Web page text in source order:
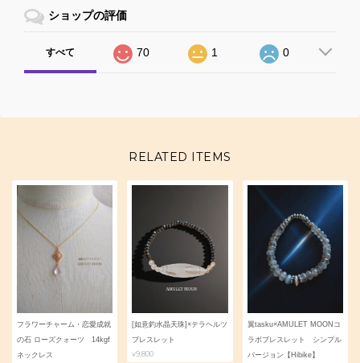
ショップの評価
すべて 70 1 0
RELATED ITEMS
フラワーチャーム・恋愛成就
の石 ローズクォーツ 14kgf
ネックレス
[如意釣水晶天珠]×テラヘルツ
ブレスレット
¥9,800
翼tasku×AMULET MOONコ
ラボブレスレット シンプル
バージョン【Hibike】